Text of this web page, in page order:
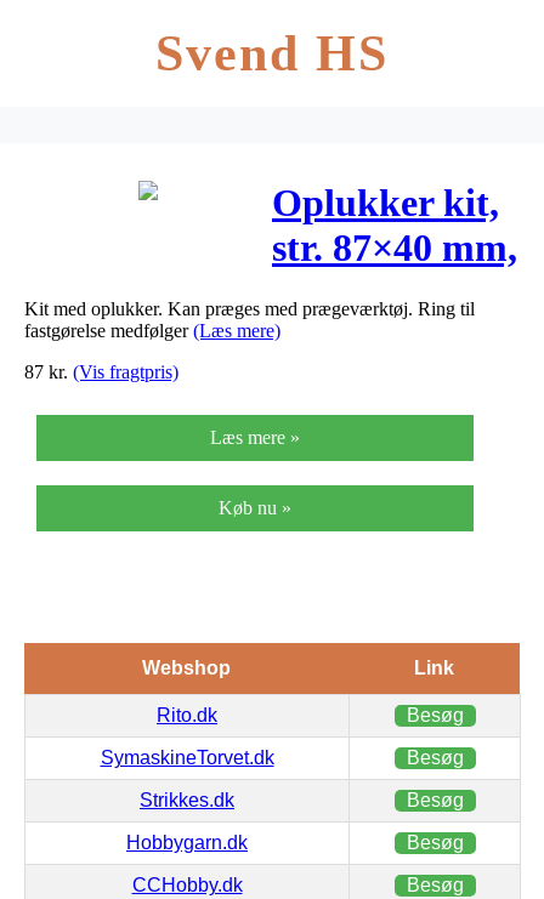
Svend HS
Oplukker kit,
str. 87×40 mm,
3stk.
Kit med oplukker. Kan præges med prægeværktøj. Ring til
fastgørelse medfølger(Læs mere)
87 kr. (Vis fragtpris)
Læs mere »
Køb nu »
Webshop Link
Rito.dk Besøg
SymaskineTorvet.dk Besøg
Strikkes.dk Besøg
Hobbygarn.dk Besøg
CCHobby.dk Besøg